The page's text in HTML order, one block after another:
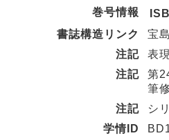
巻号情報
書誌構造リンク
宝
注記
表
注記
第
筆
注記
シ
学情ID